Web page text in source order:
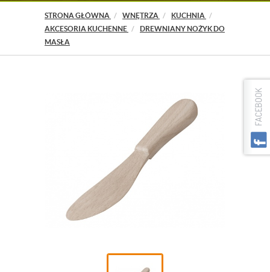
STRONA GŁÓWNA WNĘTRZA
KUCHNIA
AKCESORIA KUCHENNE
DREWNIANY NOŻYK DO
MASŁA